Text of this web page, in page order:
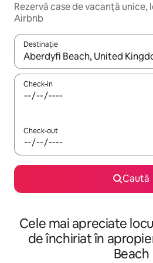
Rezervă case de vacanță unice,
Airbnb
Destinație
Când se încarcă rezultatele,
Check-in
Check-out
Caută
Cele mai apreciate
de închiriat în
Beach